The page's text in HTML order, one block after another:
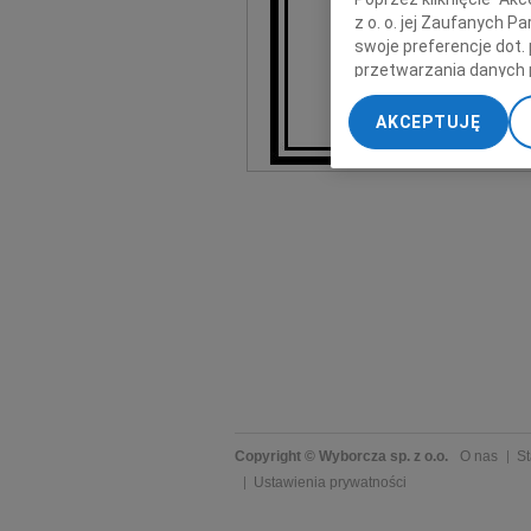
w trakcie
jakiego doznała
Copyright © Wyborcza sp. z o.o. O nas
Ustawienia prywatności
z o. o. jej Zaufanych
swoje preferencje dot.
przetwarzania danych
„Ustawienia
My, nasi Zaufani
dokładnych danych
Przechowywanie
AKCEPTUJĘ